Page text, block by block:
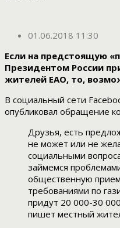
01.06.2018 11:30
Если на предстоящую
Президентом России
жителей ЕАО, то,
В социальный сети
опубликовал обращение
Друзья, есть
не может или не
социальными
займемся
общественную
требованиями по
придут 20 000-30
пишет местный